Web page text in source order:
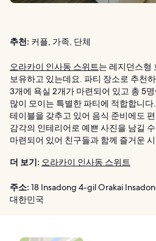
추천: 커플, 가족, 단체
오라카이 인사동 스위트는 레지던스형
보유하고 있는데요. 파티 장소로 추천
3개에 욕실 2개가 마련되어 있고 총 5
많이 모이는 특별한 파티에 적합합니
테이블을 갖추고 있어 음식 준비에도
감각의 인테리어로 예쁜 사진을 남길
마련되어 있어 친구들과 함께 즐거운
더 보기: 오라카이 인사동 스위트
주소: 18 Insadong 4-gil Orakai
대한민국